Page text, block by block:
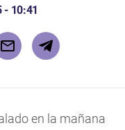
- 10:41
en la mañana